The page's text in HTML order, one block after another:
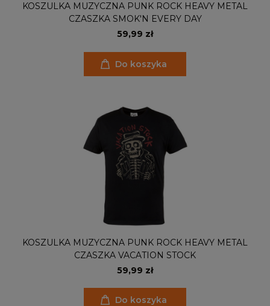
KOSZULKA MUZYCZNA PUNK ROCK HEAVY METAL
CZASZKA SMOK'N EVERY DAY
59,99 zł
Do koszyka
KOSZULKA MUZYCZNA PUNK ROCK HEAVY METAL
CZASZKA VACATION STOCK
59,99 zł
Do koszyka